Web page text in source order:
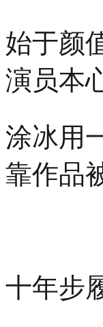
始于颜
演员本
涂冰用
靠作品
十年步